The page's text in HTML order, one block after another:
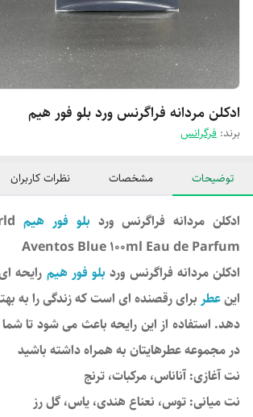
ادکلن مردانه فراگرنس ورد بلو فور هیم
برند: فرگرانس
توضیحات مشخصات نظرات کاربران
ادکلن مردانه فراگرنس ورد بلو فور هیم
Aventos Blue 100ml Eau de Parfum
ادکلن مردانه فراگرنس ورد بلو فور هیم رایحه
اینعطر برای رقصنده ای است که زندگی را به
دهد. استفاده از این رایحه باعث می شود تا شما
در مجموعه عطرهایتان به همراه داشته باشید
نت آغازی: آناناس، مرکبات، ترنج
نت میانی: توس، نعناع هندی، یاس، گل رز